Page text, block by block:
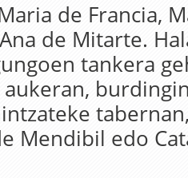
de Francia,
de Mitarte.
tankera
Mendibil edo